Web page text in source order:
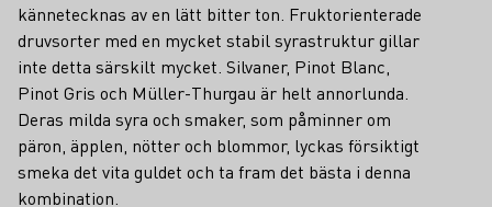
kännetecknas av en lätt bitter ton. Fruktorienterade
druvsorter med en mycket stabil syrastruktur gillar
inte detta särskilt mycket. Silvaner, Pinot Blanc,
Pinot Gris och Müller-Thurgau är helt annorlunda.
Deras milda syra och smaker, som påminner om
päron, äpplen, nötter och blommor, lyckas försiktigt
smeka det vita guldet och ta fram det bästa i denna
kombination.